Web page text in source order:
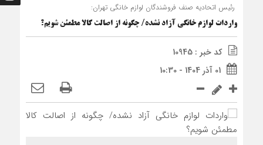
رئیس اتحادیه صنف فروشندگان لوازم خانگی تهران:
واردات لوازم خانگی آزاد نشده/ چگونه از اصالت کالا مطمئن شویم؟
کد خبر : 10945
01 آذر 1404 - 10:30